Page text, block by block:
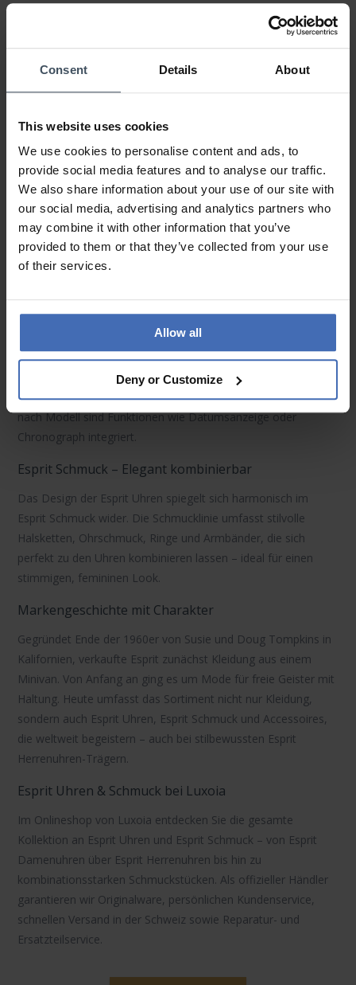
Consent Details About
This website uses cookies
We use cookies to personalise content and ads, to
provide social media features and to analyse our traffic.
We also share information about your use of our site with
our social media, advertising and analytics partners who
may combine it with other information that you’ve
provided to them or that they’ve collected from your use
of their services.
Allow all
Deny or Customize
Esprit Uhren & Schmuck – Stilvolle
Begleiter mit kalifornischem Charme
Vielfalt in Farbe & Design
Esprit Uhrenstehen für modische Vielfalt und feminine
raffinierten Farbkombinationen. Modelle wieHoustenoder
Glandoraerfreuen sich seit Jahren großer Beliebtheit –
insbesondere beiEsprit Damenuhren, die Alltag und
besondere Anlässe gleichermaßen stilvoll ergänzen.
Material & Tragekomfort
kombiniert mit Armbändern aus Leder oder Edelstahl. Manche
Designs lassen Gehäuse und Band nahtlos ineinander
übergehen – fast wie ein eleganter Armreif. Die Verschlüsse
variieren je nach Modell zwischen Clipverschluss und
Faltschließe. Für präzise Zeitmessung sorgen langlebige
Quarzwerke(Batteriebetrieb) und gehärtetes Mineralglas. Je
nach Modell sind Funktionen wieDatumsanzeigeoder
Chronograph integriert.
Esprit Schmuck – Elegant kombinierbar
Das Design der Esprit Uhren spiegelt sich harmonisch im
Esprit Schmuck wider. Die Schmucklinie umfasst stilvolle
Halsketten, Ohrschmuck, Ringe undArmbänder, die sich
perfekt zu den Uhren kombinieren lassen – ideal für einen
stimmigen, femininen Look.
Markengeschichte mit Charakter
Gegründet Ende der 1960er von Susie und Doug Tompkins in
Kalifornien, verkaufte Esprit zunächst Kleidung aus einem
Minivan. Von Anfang an ging es um Mode für freie Geister mit
Haltung. Heute umfasst das Sortiment nicht nur Kleidung,
sondern auch Esprit Uhren, Esprit Schmuck und Accessoires,
die weltweit begeistern – auch bei stilbewussten Esprit
Herrenuhren-Trägern.
Esprit Uhren & Schmuck bei Luxoia
Im Onlineshop von Luxoia entdecken Sie die gesamte
Kollektion an Esprit Uhren und Esprit Schmuck – von Esprit
Damenuhren über Esprit Herrenuhren bis hin zu
kombinationsstarken Schmuckstücken. Als offizieller Händler
garantieren wir Originalware, persönlichen Kundenservice,
schnellen Versand in der Schweiz sowie Reparatur- und
Ersatzteilservice.